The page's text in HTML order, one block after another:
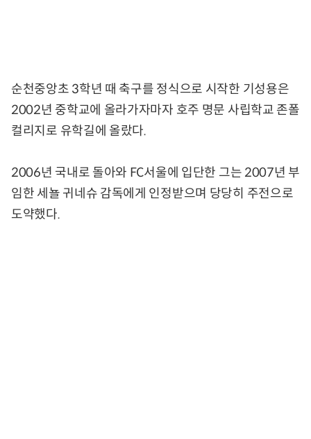
순천중앙초 3학년 때 축구를 정식으로 시작한 기성용은
2002년 중학교에 올라가자마자 호주 명문 사립학교 존폴
컬리지로 유학길에 올랐다.
2006년 국내로 돌아와 FC서울에 입단한 그는 2007년 부
임한 세뇰 귀네슈 감독에게 인정받으며 당당히 주전으로
도약했다.